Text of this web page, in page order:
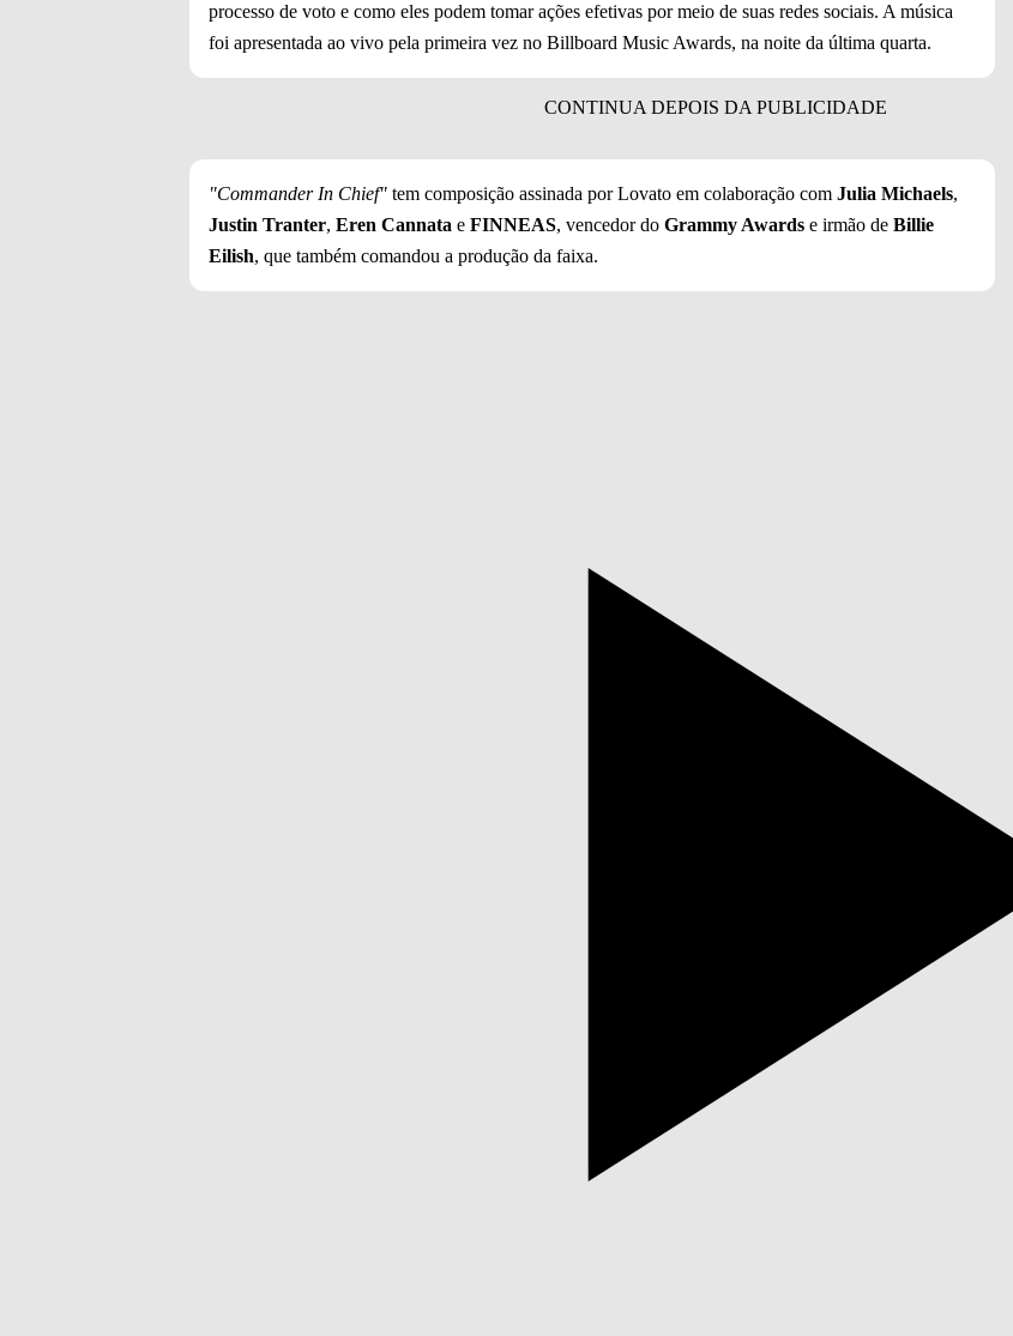
processo de voto e como eles podem tomar ações efetivas por meio de suas redes sociais. A música
foi apresentada ao vivo pela primeira vez no Billboard Music Awards, na noite da última quarta.
"Commander In Chief" tem composição assinada por Lovato em colaboração com Julia Michaels,
Justin Tranter, Eren Cannata e FINNEAS, vencedor do Grammy Awards e irmão de Billie
Eilish, que também comandou a produção da faixa.